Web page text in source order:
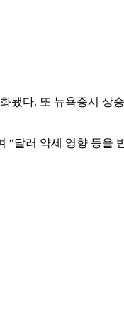
됐다. 또 뉴욕증시 상
“달러 약세 영향 등을